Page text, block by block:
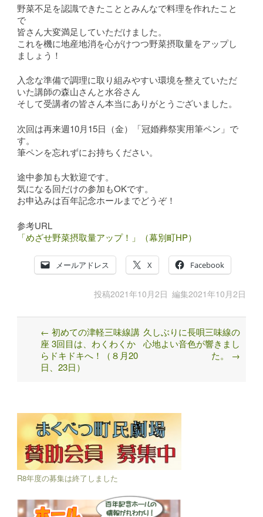
野菜不足を認識できたこととみんなで料理を作れたこと
で
皆さん大変満足していただけました。
これを機に地産地消を心がけつつ野菜摂取量をアップし
ましょう！
入念な準備で調理に取り組みやすい環境を整えていただ
いた講師の森山さんと水谷さん
そして受講者の皆さん本当にありがとうございました。
次回は再来週10月15日（金）「冠婚葬祭実用筆ペン」で
す。
筆ペンを忘れずにお持ちください。
途中参加も大歓迎です。
気になる回だけの参加もOKです。
お申込みは百年記念ホールまでどうぞ！
参考URL
「めざせ野菜摂取量アップ！」（幕別町HP）
メールアドレス X Facebook
投稿2021年10月2日 編集2021年10月2日
Post
navigation
← 初めての津軽三味線講
座 3回目は、わくわくか
らドキドキへ！（８月20
日、23日）
久しぶりに長唄三味線の
心地よい音色が響きまし
た。
→
R8年度の募集は終了しました